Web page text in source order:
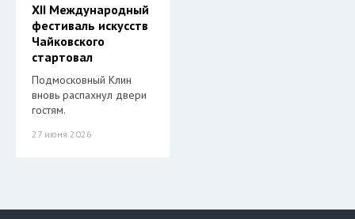
XII Международный
фестиваль искусств
Чайковского
стартовал
Подмосковный Клин
вновь распахнул двери
гостям.
27 июня 2026